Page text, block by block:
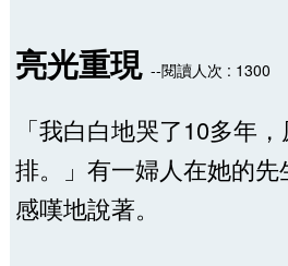
亮光重現 --閱讀人次 : 1300
「我白白地哭了10多年
排。」有一婦人在她的先
感嘆地說著。